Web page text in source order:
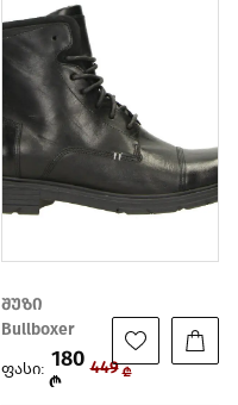
შუზი
Bullboxer
ფასი: 180
₾
449 ₾